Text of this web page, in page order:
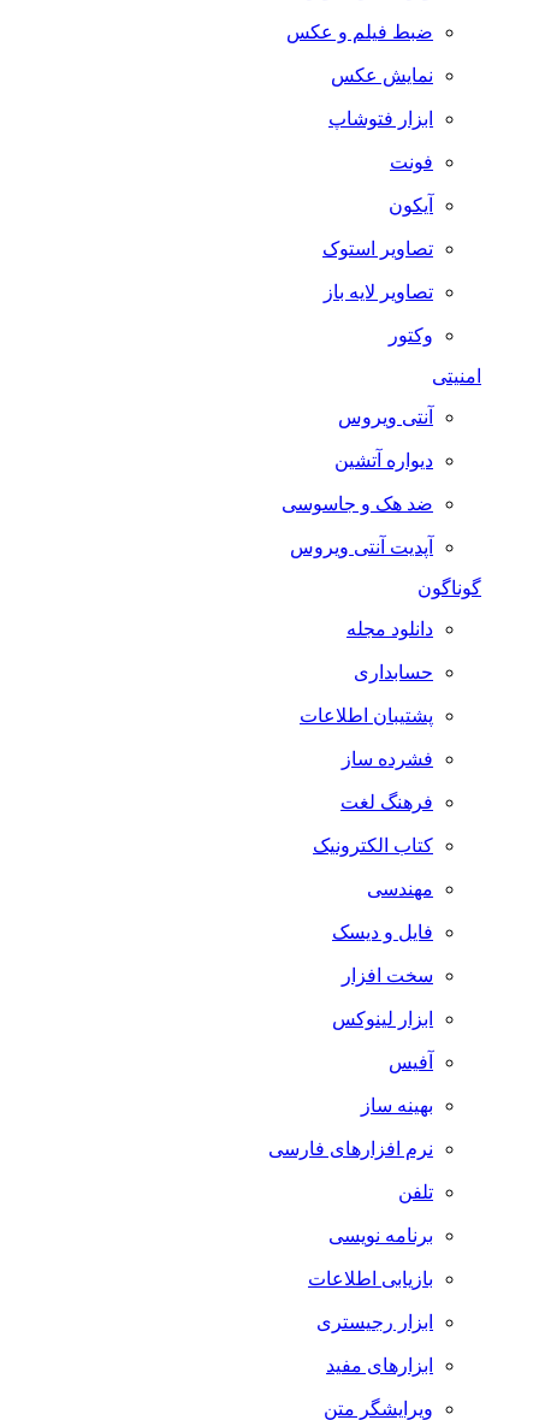
ضبط فيلم و عكس
نمایش عکس
ابزار فتوشاپ
فونت
آیکون
تصاویر استوک
تصاویر لایه باز
وکتور
امنیتی
آنتی ویروس
دیواره آتشین
ضد هک و جاسوسی
آپدیت آنتی ویروس
گوناگون
دانلود مجله
حسابداری
پشتیبان اطلاعات
فشرده ساز
فرهنگ لغت
کتاب الکترونیک
مهندسی
فایل و دیسک
سخت افزار
ابزار لینوکس
آفیس
بهینه ساز
نرم افزارهای فارسی
تلفن
برنامه نویسی
بازیابی اطلاعات
ابزار رجیستری
ابزارهای مفید
ویرایشگر متن